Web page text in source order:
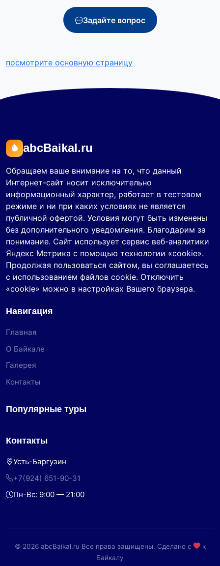
Задайте вопрос
посмотрите основную страницу
abcBaikal.ru
Обращаем ваше внимание на то, что данный
Интернет-сайт носит исключительно
информационный характер, работает в тестовом
режиме и ни при каких условиях не является
публичной офертой. Условия могут быть изменены
без дополнительного уведомления. Благодарим за
понимание. Сайт использует сервис веб-аналитики
Яндекс Метрика с помощью технологии «cookie».
Продолжая пользоваться сайтом, вы соглашаетесь
с использованием файлов cookie. Отключить
«cookie» можно в настройках Вашего браузера.
Навигация
Главная
О Байкале
Галерея
Контакты
Популярные туры
Контакты
Усть-Баргузин
+7(924) 651-90-31
Пн-Вс: 9:00 — 21:00
© 2026 abcBaikal.ru Все права защищены. Сделано с
к
Байкалу